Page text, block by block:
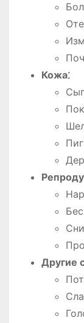
Кожа⁚
Другие